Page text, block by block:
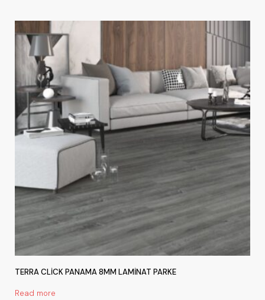
TERRA CLİCK PANAMA 8MM LAMİNAT PARKE
Read more